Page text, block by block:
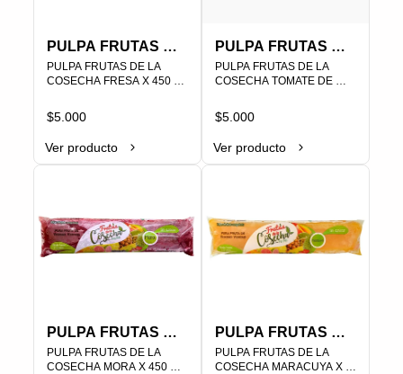
PULPA FRUTAS DE
LA COSECHA
FRESA X 450 GRS
SIN AZUCAR
PULPA FRUTAS DE LA
COSECHA FRESA X 450
PLU 000134
$5.000
Ver producto
PULPA FRUTAS DE
LA COSECHA
TOMATE DE
ARBOL X 450 GRS
PULPA FRUTAS DE LA
COSECHA TOMATE DE
AZUCAR
$5.000
Ver producto
PULPA FRUTAS DE
LA COSECHA
PULPA FRUTAS DE LA
COSECHA MORA X 450
PULPA FRUTAS DE
LA COSECHA
PULPA FRUTAS DE LA
COSECHA MARACUYA X